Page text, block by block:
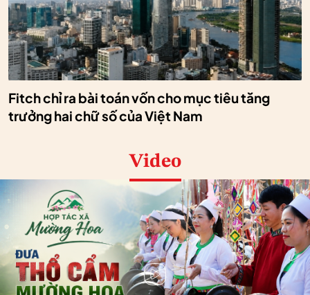
Fitch chỉ ra bài toán vốn cho mục tiêu tăng
trưởng hai chữ số của Việt Nam
Video